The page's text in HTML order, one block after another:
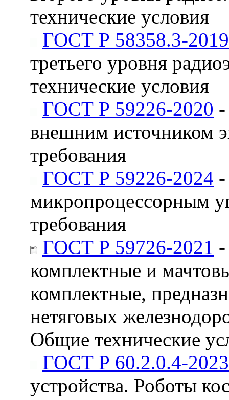
технические условия
ГОСТ Р 58358.3-2019
третьего уровня
технические условия
ГОСТ Р 59226-2020
внешним источником
требования
ГОСТ Р 59226-2024
микропроцессорным
требования
ГОСТ Р 59726-2021
комплектные и
комплектные,
нетяговых
Общие технические
ГОСТ Р 60.2.0.4-2023
устройства. Роботы